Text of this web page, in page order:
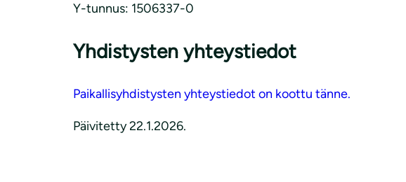
Y-tunnus: 1506337-0
Yhdistysten yhteystiedot
Paikallisyhdistysten yhteystiedot on koottu tänne.
Päivitetty 22.1.2026.